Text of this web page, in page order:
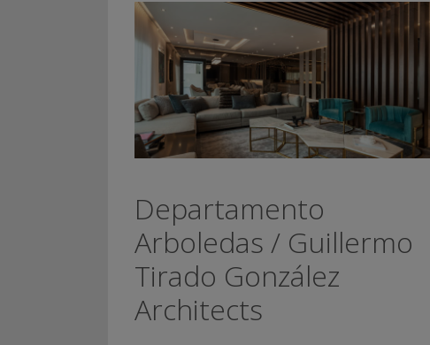
Departamento
Arboledas / Guillermo
Tirado González
Architects